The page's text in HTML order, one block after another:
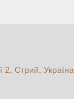
2, Стрий, Україна